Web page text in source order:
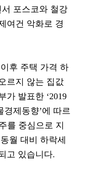
포스코와 철강
여건 악화로 경
후 주택 가격 하
르지 않는 집값
가 발표한 ‘2019
경제동향’에 따르
를 중심으로 지
월 대비 하락세
고 있습니다.